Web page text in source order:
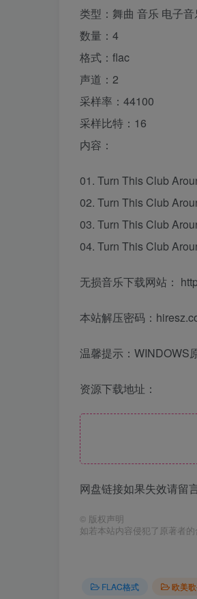
类型：舞曲 音乐 电子
数量：4
格式：flac
声道：2
采样率：44100
采样比特：16
内容：
01. Turn This Club
02. Turn This Club
03. Turn This Club
04. Turn This Club
无损音乐下载网站：
本站解压密码：
温馨提示：WINDOWS
资源下载地址：
网盘链接如果失效请留
© 版权声明
如若本站内容侵犯了原著者
FLAC格式 欧美